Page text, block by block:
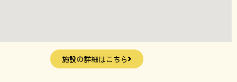
施設の詳細はこちら